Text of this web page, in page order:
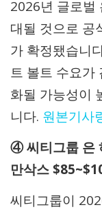
2026년 글로벌
대될 것으로 공
가 확정됐습니
트 볼트 수요가
화될 가능성이
니다. 원본기사
④ 씨티그룹 은
만삭스
씨티그룹이